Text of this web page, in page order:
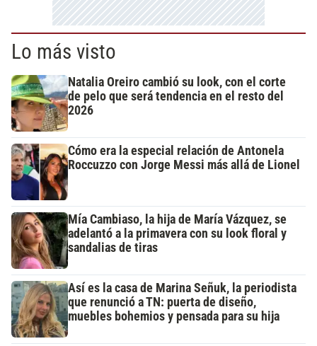
Lo más visto
Natalia Oreiro cambió su look, con el corte
de pelo que será tendencia en el resto del
2026
Cómo era la especial relación de Antonela
Roccuzzo con Jorge Messi más allá de Lionel
Mía Cambiaso, la hija de María Vázquez, se
adelantó a la primavera con su look floral y
sandalias de tiras
Así es la casa de Marina Señuk, la periodista
que renunció a TN: puerta de diseño,
muebles bohemios y pensada para su hija